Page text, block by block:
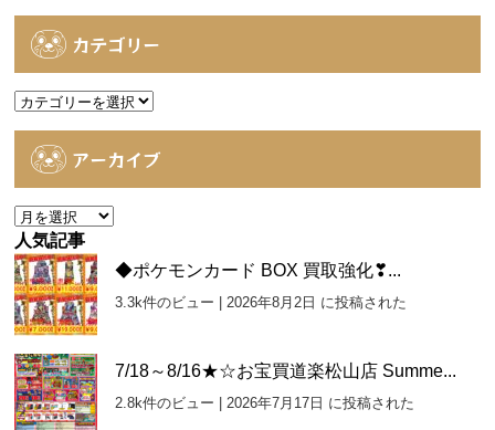
カテゴリー
カ
アーカイブ
ア
ー
カ
イ
ブ
人気記事
◆ポケモンカード BOX 買取強化❣...
3.3k件のビュー |2026年8月2日 に投稿された
7/18～8/16★☆お宝買道楽松山店 Summe...
2.8k件のビュー |2026年7月17日 に投稿された